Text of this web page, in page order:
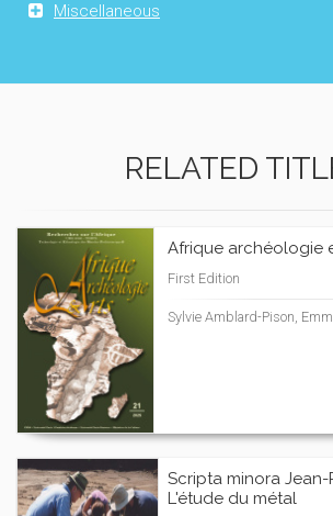
Miscellaneous
RELATED
Afrique archéologie
First Edition
Sylvie Amblard-Pison,
Scripta minora
L'étude du métal